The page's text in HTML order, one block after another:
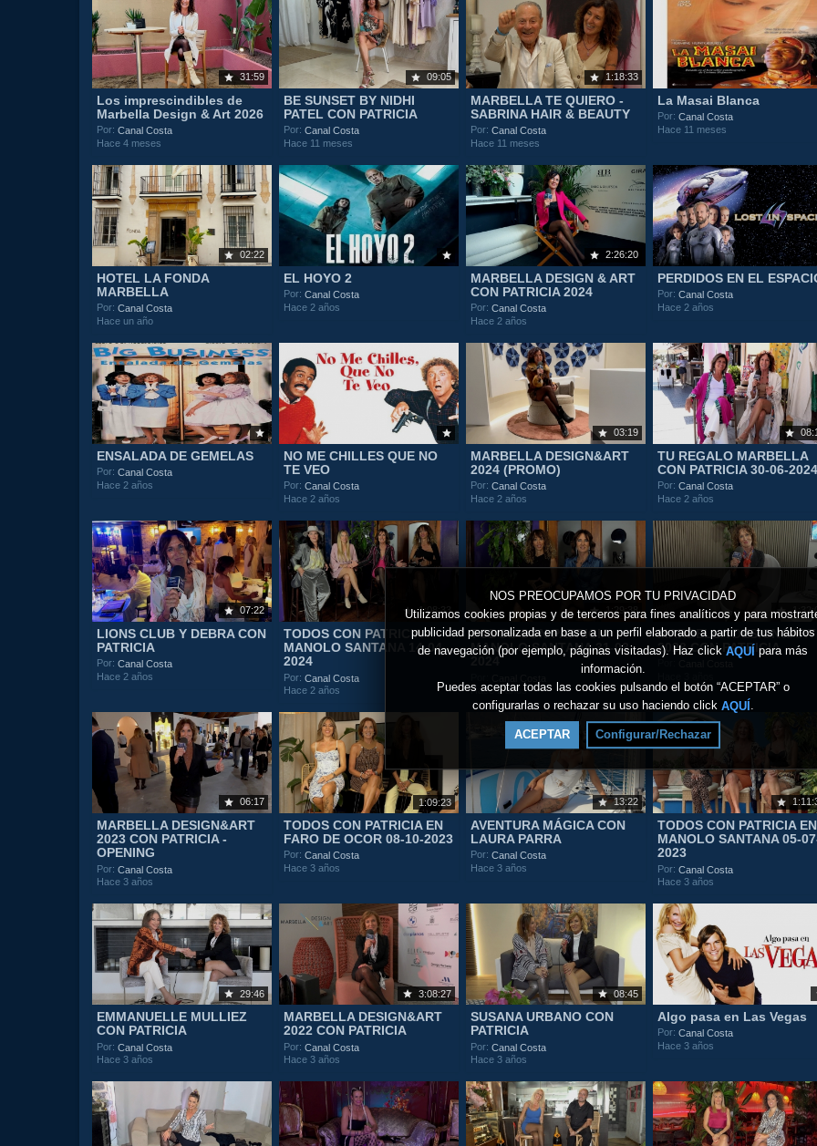
NOS PREOCUPAMOS POR TU PRIVACIDAD
Utilizamos cookies propias y de terceros para fines analíticos y para
publicidad personalizada en base a un perfil elaborado a partir de tus hábitos
de navegación (por ejemplo, páginas visitadas). Haz click AQUÍ para más
información.
Puedes aceptar todas las cookies pulsando el botón “ACEPTAR” o
configurarlas o rechazar su uso haciendo click AQUÍ .
ACEPTAR Configurar/Rechazar
31:59
Los imprescindibles de
Marbella Design & Art 2026
Por:Canal Costa
Hace 4 meses
09:05
BE SUNSET BY NIDHI
PATEL CON PATRICIA
Por:Canal Costa
Hace 11 meses
1:18:33
MARBELLA TE QUIERO -
SABRINA HAIR & BEAUTY
Por:Canal Costa
Hace 11 meses
La Masai Blanca
Por:Canal Costa
Hace 11 meses
02:22
HOTEL LA FONDA
MARBELLA
Por:Canal Costa
Hace un año
EL HOYO 2
Por:Canal Costa
Hace 2 años
2:26:20
MARBELLA DESIGN & ART
CON PATRICIA 2024
Por:Canal Costa
Hace 2 años
PERDIDOS EN EL
Por:Canal Costa
Hace 2 años
ENSALADA DE GEMELAS
Por:Canal Costa
Hace 2 años
NO ME CHILLES QUE NO
TE VEO
Por:Canal Costa
Hace 2 años
03:19
MARBELLA DESIGN&ART
2024 (PROMO)
Por:Canal Costa
Hace 2 años
TU REGALO MARBELLA
CON PATRICIA 30-06-2024
Por:Canal Costa
Hace 2 años
07:22
LIONS CLUB Y DEBRA CON
PATRICIA
Por:Canal Costa
Hace 2 años
1:08:33
TODOS CON PATRICIA
MANOLO SANTANA 14-04-
2024
Por:Canal Costa
Hace 2 años
1:29:38
TODOS CON PATRICIA
MANOLO SANTANA 31-03-
2024
Hace 2 años
MARBELLA DESIGN&ART
2023 CON PATRICIA
06:17
MARBELLA DESIGN&ART
2023 CON PATRICIA -
OPENING
Por:Canal Costa
Hace 3 años
1:09:23
TODOS CON PATRICIA EN
FARO DE OCOR 08-10-2023
Por:Canal Costa
Hace 3 años
13:22
AVENTURA MÁGICA CON
LAURA PARRA
Por:Canal Costa
Hace 3 años
TODOS CON PATRICIA EN
MANOLO SANTANA 05-
2023
Por:Canal Costa
Hace 3 años
29:46
EMMANUELLE MULLIEZ
CON PATRICIA
Por:Canal Costa
Hace 3 años
3:08:27
MARBELLA DESIGN&ART
2022 CON PATRICIA
Por:Canal Costa
Hace 3 años
08:45
SUSANA URBANO CON
PATRICIA
Por:Canal Costa
Hace 3 años
Algo pasa en Las Vegas
Por:Canal Costa
Hace 3 años